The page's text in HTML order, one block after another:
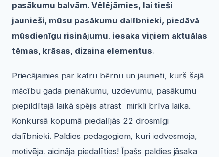
pasākumu balvām. Vēlējāmies, lai tieši
jaunieši, mūsu pasākumu dalībnieki, piedāvā
mūsdienīgu risinājumu, iesaka viņiem aktuālas
tēmas, krāsas, dizaina elementus.
Priecājamies par katru bērnu un jaunieti, kurš šajā
mācību gada pienākumu, uzdevumu, pasākumu
piepildītajā laikā spējis atrast mirkli brīva laika.
Konkursā kopumā piedalījās 22 drosmīgi
dalībnieki. Paldies pedagogiem, kuri iedvesmoja,
motivēja, aicināja piedalīties! Īpašs paldies jāsaka